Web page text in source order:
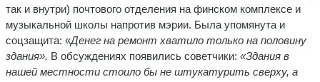
так и внутри) почтового отделения на финском комплексе и
музыкальной школы напротив мэрии. Была упомянута и
соцзащита: «Денег на ремонт хватило только на половину
здания». В обсуждениях появились советчики: «Здания в
нашей местности стоило бы не штукатурить сверху, а